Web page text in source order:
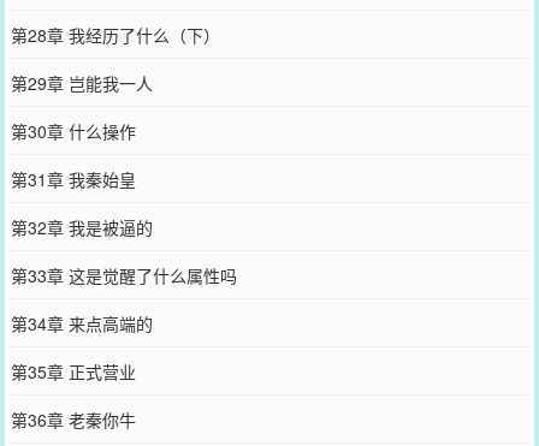
第28章 我经历了什么（下）
第29章 岂能我一人
第30章 什么操作
第31章 我秦始皇
第32章 我是被逼的
第33章 这是觉醒了什么属性吗
第34章 来点高端的
第35章 正式营业
第36章 老秦你牛